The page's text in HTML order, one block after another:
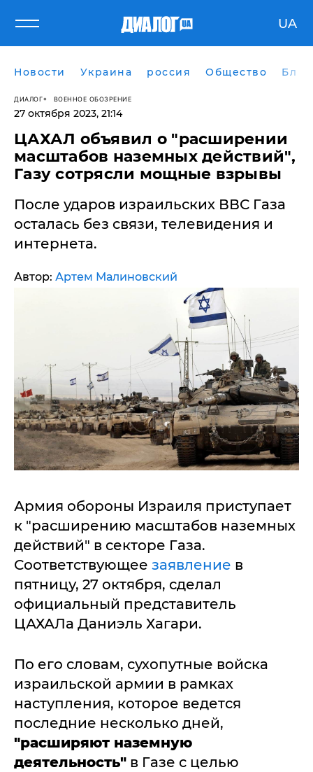
UA
Новости Украина россия Общество
ДИАЛОГ ВОЕННОЕ ОБОЗРЕНИЕ
27 октября 2023, 21:14
ЦАХАЛ объявил о "расширении
масштабов наземных действий",
Газу сотрясли мощные взрывы
После ударов израильских ВВС Газа
осталась без связи, телевидения и
интернета.
Автор: Артем Малиновский
Армия обороны Израиля приступает
к "расширению масштабов наземных
действий" в секторе Газа.
Соответствующее заявление в
пятницу, 27 октября, сделал
официальный представитель
ЦАХАЛа Даниэль Хагари.
По его словам, сухопутные войска
израильской армии в рамках
наступления, которое ведется
последние несколько дней,
"расширяют наземную
деятельность" в Газе с целью